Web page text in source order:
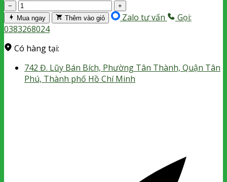
−
+
Mua ngay
Thêm vào giỏ Zalo tư vấn
Gọi:
0383268024
Có hàng tại:
742 Đ. Lũy Bán Bích, Phường Tân Thành, Quận Tân
Phú, Thành phố Hồ Chí Minh